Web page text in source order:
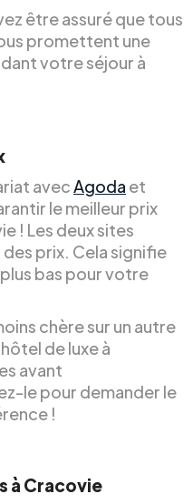
être assuré que tous
promettent une
votre séjour à
avecAgoda et
le meilleur prix
! Les deux sites
prix. Cela signifie
bas pour votre
chère sur un autre
de luxe à
avant
le pour demander le
!
à Cracovie